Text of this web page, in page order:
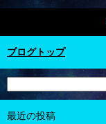
ブログトップ
最近の投稿